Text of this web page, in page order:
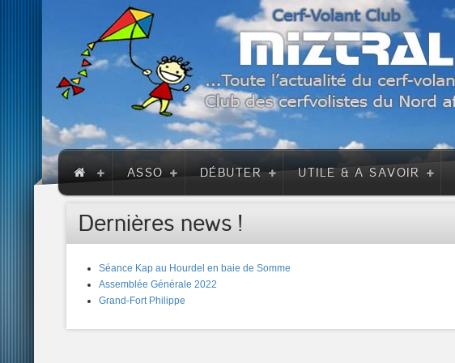
ASSO DÉBUTER UTILE & A SAVOIR
Dernières news !
Séance Kap au Hourdel en baie de Somme
Assemblée Générale 2022
Grand-Fort Philippe